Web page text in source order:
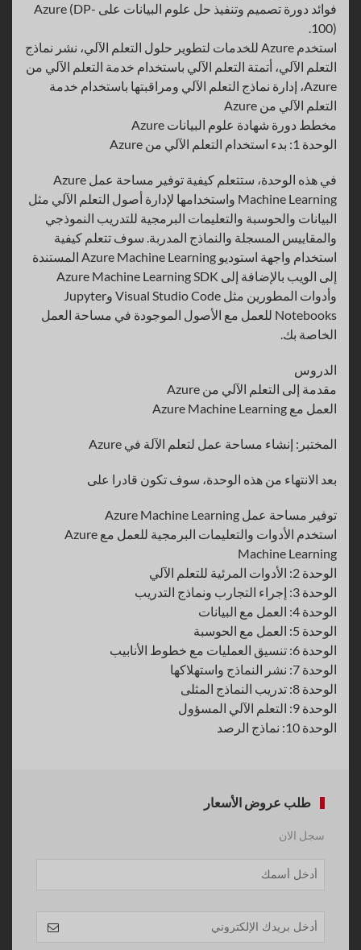
فوائد دورة تصميم وتنفيذ حل علوم البيانات على Azure (DP-
100).
استخدم Azure للخدمات لتطوير حلول التعلم الآلي، نشر نماذج
التعلم الآلي، أتمتة التعلم الآلي باستخدام خدمة التعلم الآلي من
Azure، إدارة نماذج التعلم الآلي ومراقبتها باستخدام خدمة
التعلم الآلي من Azure
مخطط دورة شهادة علوم البيانات Azure
الوحدة 1: بدء استخدام التعلم الآلي من Azure
في هذه الوحدة، ستتعلم كيفية توفير مساحة عمل Azure
Machine Learning واستخدامها لإدارة أصول التعلم الآلي مثل
البيانات والحوسبة والتعليمات البرمجية للتدريب النموذجي
والمقاييس المسجلة والنماذج المدربة. سوف تتعلم كيفية
استخدام واجهة استوديو Azure Machine Learning المستندة
إلى الويب بالإضافة إلى Azure Machine Learning SDK
وأدوات المطورين مثل Visual Studio Code وJupyter
Notebooks للعمل مع الأصول الموجودة في مساحة العمل
الخاصة بك.
الدروس
مقدمة إلى التعلم الآلي من Azure
العمل مع Azure Machine Learning
المختبر: إنشاء مساحة عمل لتعلم الآلة في Azure
بعد الانتهاء من هذه الوحدة، سوف تكون قادرا على
توفير مساحة عمل Azure Machine Learning
استخدم الأدوات والتعليمات البرمجية للعمل مع Azure
Machine Learning
الوحدة 2: الأدوات المرئية للتعلم الآلي
الوحدة 3: إجراء التجارب ونماذج التدريب
الوحدة 4: العمل مع البيانات
الوحدة 5: العمل مع الحوسبة
الوحدة 6: تنسيق العمليات مع خطوط الأنابيب
الوحدة 7: نشر النماذج واستهلاكها
الوحدة 8: تدريب النماذج المثلى
الوحدة 9: التعلم الآلي المسؤول
الوحدة 10: نماذج الرصد
طلب عروض الأسعار
سجل الان
Website
URL